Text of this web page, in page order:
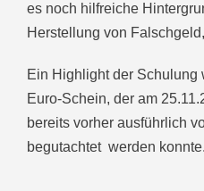
es noch hilfreiche
Herstellung von
Ein Highlight der Schulung
Euro-Schein, der am
bereits vorher ausführlich
begutachtet werden konnte.